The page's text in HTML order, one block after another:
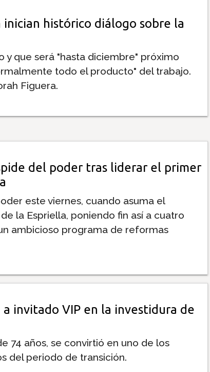
inician histórico diálogo sobre la
y que será "hasta diciembre" próximo
todo el producto" del trabajo.
Figuera.
del poder tras liderar el primer
este viernes, cuando asuma el
la Espriella, poniendo fin así a cuatro
ambicioso programa de reformas
invitado VIP en la investidura de
74 años, se convirtió en uno de los
del periodo de transición.